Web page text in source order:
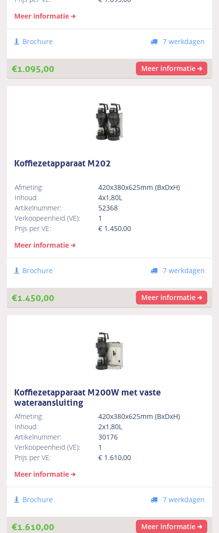
Meer informatie
Brochure 7 werkdagen
€1.095,00 Meer informatie
Koffiezetapparaat M202
Afmeting:
420x380x625mm (BxDxH)
Inhoud:
4x1,80L
Artikelnummer:
52368
Verkoopeenheid (VE):
1
Prijs per VE:
€ 1.450,00
Meer informatie
Brochure 7 werkdagen
€1.450,00 Meer informatie
Koffiezetapparaat M200W met vaste
wateraansluiting
Afmeting:
420x380x625mm (BxDxH)
Inhoud:
2x1,80L
Artikelnummer:
30176
Verkoopeenheid (VE):
1
Prijs per VE:
€ 1.610,00
Meer informatie
Brochure 7 werkdagen
€1.610,00 Meer informatie